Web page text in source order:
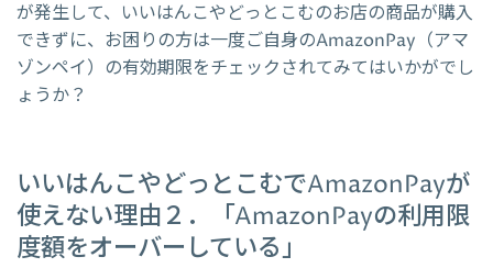
が発生して、いいはんこやどっとこむのお店の商品が購入
できずに、お困りの方は一度ご自身のAmazonPay（アマ
ゾンペイ）の有効期限をチェックされてみてはいかがでし
ょうか？
いいはんこやどっとこむでAmazonPayが
使えない理由２．「AmazonPayの利用限
度額をオーバーしている」